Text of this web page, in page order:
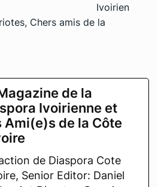
Ivoirien
Chers amis de la
de la
Ivoirienne et
Ami(e)s de la Côte
de Diaspora Cote
Senior Editor: Daniel